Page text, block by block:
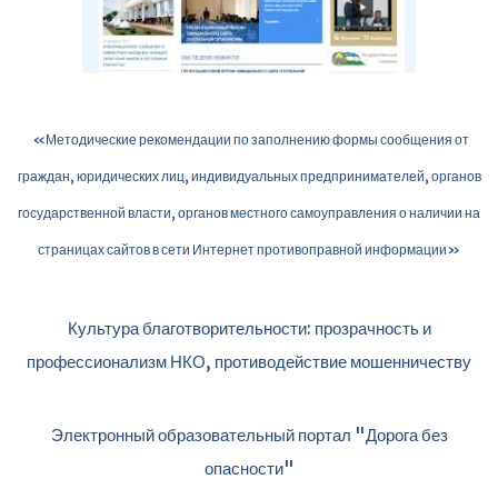
«Методические рекомендации по заполнению формы сообщения от
граждан, юридических лиц, индивидуальных предпринимателей, органов
государственной власти, органов местного самоуправления о наличии на
страницах сайтов в сети Интернет противоправной информации»
Культура благотворительности: прозрачность и
профессионализм НКО, противодействие мошенничеству
Электронный образовательный портал "Дорога без
опасности"